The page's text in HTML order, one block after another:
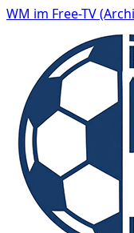
WM im Free-TV